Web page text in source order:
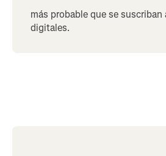
más probable que se suscriban
digitales.